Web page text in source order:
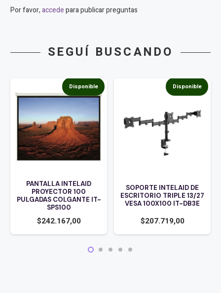
Por favor,accedepara publicar preguntas
SEGUÍ BUSCANDO
Disponible
PANTALLA INTELAID
PROYECTOR 100
PULGADAS COLGANTE IT-
SPS100
$242.167,00
Disponible
SOPORTE INTELAID DE
ESCRITORIO TRIPLE 13/27
VESA 100X100 IT-DB3E
$207.719,00